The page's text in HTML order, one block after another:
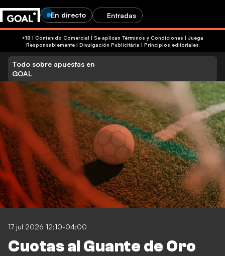
En directo Entradas
+18 | Contenido Comercial | Se aplican Términos y Condiciones | Juega
Responsablemente | Divulgación Publicitária | Principios editoriales
Todo sobre apuestas en
GOAL
17 jul 2026 12:10-04:00
Cuotas al Guante de Oro